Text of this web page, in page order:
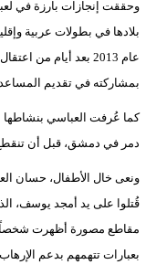
وحققت إنجازات بارزة في
بلادها في بطولات عربية
عام 2013 بعد أيام
بمشاركته في تقديم
كما عُرفت العباسي بنشاطها
دمر في دمشق، قبل أن تنقطع
ونعى خال الأطفال، حسان
قُتلوا على يد أمجد يوسف،
مقاطع مصورة أظهرت شخصاً
بعبارات تتهمهم بدعم